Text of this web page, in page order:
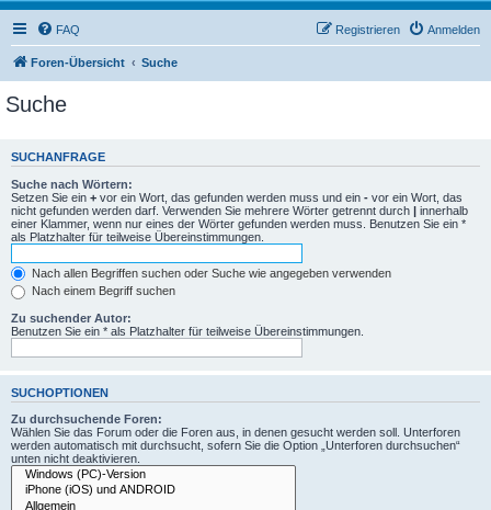
FAQ Anmelden
Registrieren
Foren-Übersicht Suche
Suche
SUCHANFRAGE
Suche nach Wörtern:
Setzen Sie ein + vor ein Wort, das gefunden werden muss und ein - vor ein Wort, das
nicht gefunden werden darf. Verwenden Sie mehrere Wörter getrennt durch | innerhalb
einer Klammer, wenn nur eines der Wörter gefunden werden muss. Benutzen Sie ein *
als Platzhalter für teilweise Übereinstimmungen.
Nach allen Begriffen suchen oder Suche wie angegeben verwenden
Nach einem Begriff suchen
Zu suchender Autor:
Benutzen Sie ein * als Platzhalter für teilweise Übereinstimmungen.
SUCHOPTIONEN
Zu durchsuchende Foren:
Wählen Sie das Forum oder die Foren aus, in denen gesucht werden soll. Unterforen
werden automatisch mit durchsucht, sofern Sie die Option „Unterforen durchsuchen“
unten nicht deaktivieren.